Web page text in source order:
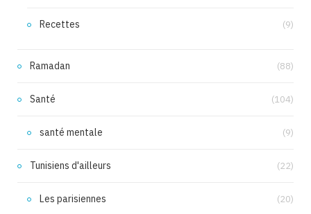
Recettes (9)
Ramadan (88)
Santé (104)
santé mentale (9)
Tunisiens d'ailleurs (22)
Les parisiennes (20)